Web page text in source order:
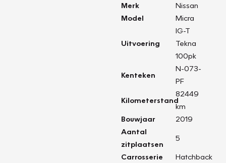
Merk
Nissan
Model
Micra
Uitvoering
IG-T
Tekna
100pk
Kenteken
N-073-
PF
Kilometerstand
82449
km
Bouwjaar
2019
Aantal
zitplaatsen
5
Carrosserie
Hatchback